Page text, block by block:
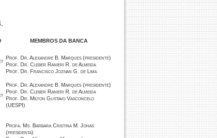
MEMBROS DA BANCA
Prof. Dr. Alexandre B. Marques (presidente)
Prof. Dr. Cleber Ranieri R. de Almeida
Prof. Dr. Francisco Jozivan G. de Lima
Prof. Dr. Alexandre B. Marques (presidente)
Prof. Dr. Cleber Ranieri R. de Almeida
Prof. Dr. Milton Gustavo Vasconcelo
(UESPI)
Profa. Ms. Barbara Cristina M. Johas
(presidenta)